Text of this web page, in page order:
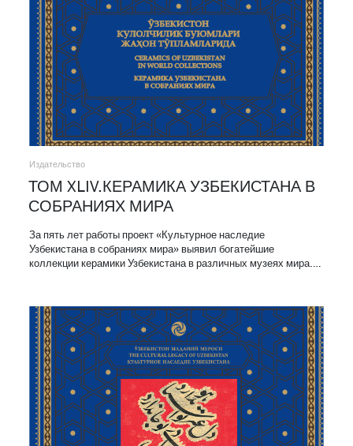
Издательство
ТОМ XLIV.КЕРАМИКА УЗБЕКИСТАНА В
СОБРАНИЯХ МИРА
За пять лет работы проект «Культурное наследие
Узбекистана в собраниях мира» выявил богатейшие
коллекции керамики Узбекистана в различных музеях мира.…